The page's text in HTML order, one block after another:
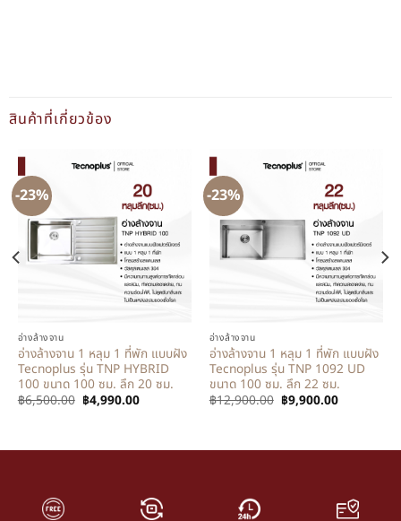
สินค้าที่เกี่ยวข้อง
-23%
อ่างล้างจาน
อ่างล้างจาน 1 หลุม 1 ที่พัก แบบฝัง
Tecnoplus รุ่น TNP HYBRID
100 ขนาด 100 ซม. ลึก 20 ซม.
฿6,500.00 ฿4,990.00
-23%
อ่างล้างจาน
อ่างล้างจาน 1 หลุม 1 ที่พัก แบบฝัง
Tecnoplus รุ่น TNP 1092 UD
ขนาด 100 ซม. ลึก 22 ซม.
฿12,900.00 ฿9,900.00